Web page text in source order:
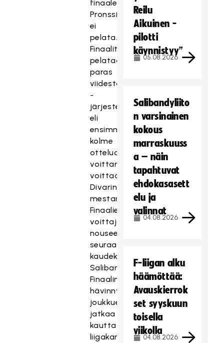
finaaleihin.
Pronssiottelua
ei
pelata.
Finaalit
pelataan
paras
viidestä
-
järjestelmällä,
eli
ensimmäisenä
kolme
ottelua
voittanut
voittaa
Divarin
mestaruuden.
Finaalien
voittaja
nousee
seuraavaksi
kaudeksi
Salibandyliigaan.
Finaalin
hävinnyt
joukkue
jatkaa
kauttaan
liigakarsintoihin,
Reilu
Aikuinen -
pilotti
käynnistyy”
05.08.2026
Salibandyliito
n varsinainen
kokous
marraskuuss
a – näin
tapahtuvat
ehdokasasett
elu ja
valinnat
04.08.2026
F-liigan alku
häämöttää:
Avauskierrok
set syyskuun
toisella
viikolla
04.08.2026